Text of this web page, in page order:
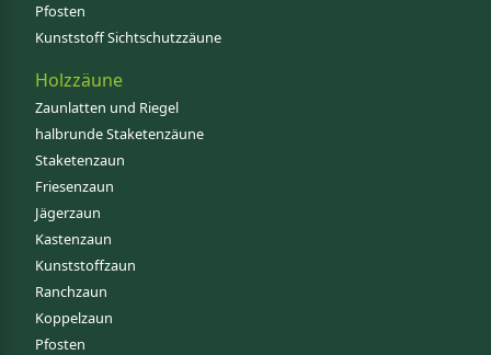
Pfosten
Kunststoff Sichtschutzzäune
Holzzäune
Zaunlatten und Riegel
halbrunde Staketenzäune
Staketenzaun
Friesenzaun
Jägerzaun
Kastenzaun
Kunststoffzaun
Ranchzaun
Koppelzaun
Pfosten